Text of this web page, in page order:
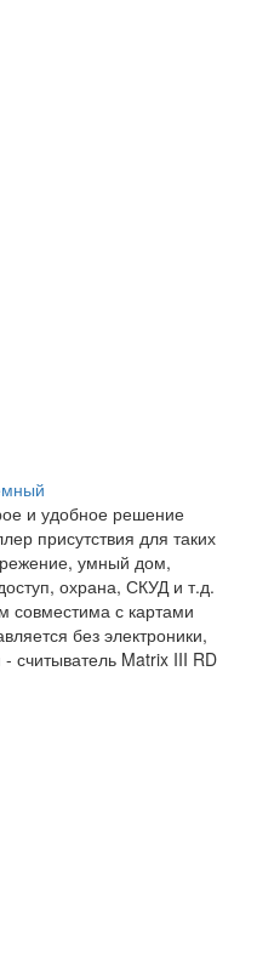
и удобное решение
присутствия для таких
умный дом,
охрана, СКУД и т.д.
совместима с картами
без электроники,
считыватель Matrix III RD